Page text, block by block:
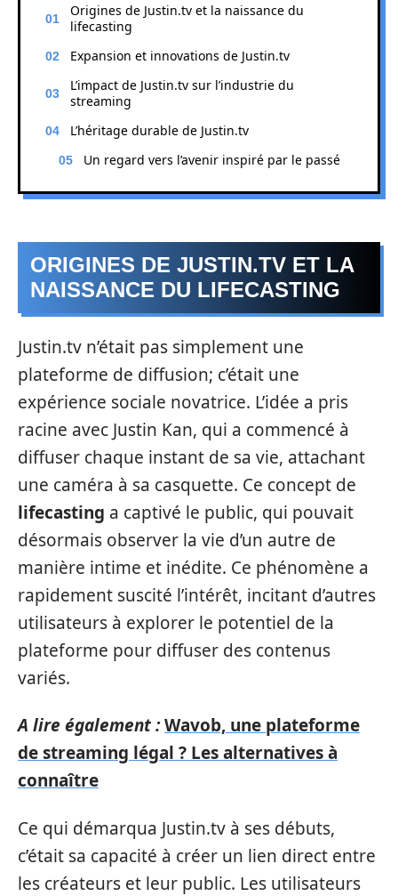
Origines de Justin.tv et la naissance du
lifecasting
Expansion et innovations de Justin.tv
L’impact de Justin.tv sur l’industrie du
streaming
L’héritage durable de Justin.tv
Un regard vers l’avenir inspiré par le passé
ORIGINES DE JUSTIN.TV ET LA
NAISSANCE DU LIFECASTING
Justin.tv n’était pas simplement une
plateforme de diffusion; c’était une
expérience sociale novatrice. L’idée a pris
racine avec Justin Kan, qui a commencé à
diffuser chaque instant de sa vie, attachant
une caméra à sa casquette. Ce concept de
lifecasting a captivé le public, qui pouvait
désormais observer la vie d’un autre de
manière intime et inédite. Ce phénomène a
rapidement suscité l’intérêt, incitant d’autres
utilisateurs à explorer le potentiel de la
plateforme pour diffuser des contenus
variés.
A lire également :Wavob, une plateforme
de streaming légal ? Les alternatives à
connaître
Ce qui démarqua Justin.tv à ses débuts,
c’était sa capacité à créer un lien direct entre
les créateurs et leur public. Les utilisateurs